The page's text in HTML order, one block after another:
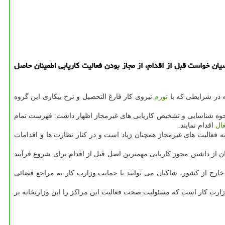
خواست قبل از اقدام، از مجاز بودن فعالیت كاریابی اطمینان حاصل
در شرایطی كه با تورم نیروی كار فارغ التحصیل و نرخ بیكاری این گروه
نحوه شناسایی و تشخیص كاریابی های غیرمجاز اظهار داشت: فهرست تمام
اقدام نمایند.
های غیرمجاز همچنان زیاد است و در كنار نظارت ها و اقدامات
از داشتن مجوز كاریابی مهمترین اصل قبل از اقدام برای شروع فرآیند
از كشور، شاكیان می توانند با حمایت وزارت كار به مراجع قضائی
كار است كه مسئولیت صحت فعالیت این مراكز را این وزارتخانه بر